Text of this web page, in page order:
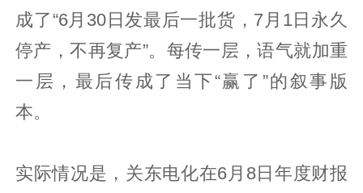
成了“6月30日发最后一批货，7月1日永久
停产，不再复产”。每传一层，语气就加重
一层，最后传成了当下“赢了”的叙事版
本。
实际情况是，关东电化在6月8日年度财报